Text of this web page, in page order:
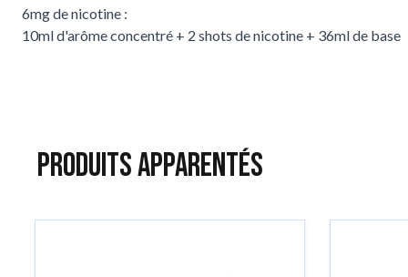
6mg de nicotine :
10ml d'arôme concentré + 2 shots de nicotine + 36ml de base
Produits apparentés
Tu peux naviguer dans les éléments du carrousel à l'aide de
Appuie pour passer le carrousel